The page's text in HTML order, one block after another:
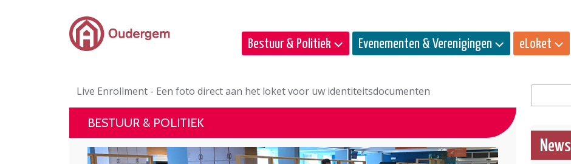
Ga naar de hoofdinhoud
Bestuur & Politiek Evenementen & Verenigingen eLoket
Live Enrollment - Een foto direct aan het loket voor uw identiteitsdocumenten
BESTUUR & POLITIEK
News